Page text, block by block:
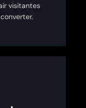
visitantes